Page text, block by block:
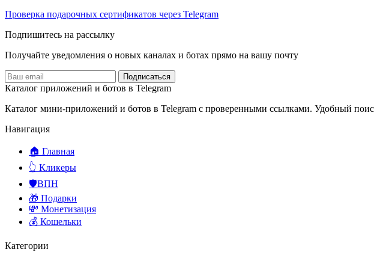
Проверка подарочных сертификатов через Telegram
Подпишитесь на рассылку
Получайте уведомления о новых каналах и ботаx прямо на вашу почту
Подписаться
Каталог приложений и ботов в Telegram
Каталог мини-приложений и ботов в Telegram с проверенными ссылками. Удобный
Навигация
🏠 Главная
👆 Кликеры
🛡️ВПН
🎁 Подарки
💸 Монетизация
💰 Кошельки
Категории